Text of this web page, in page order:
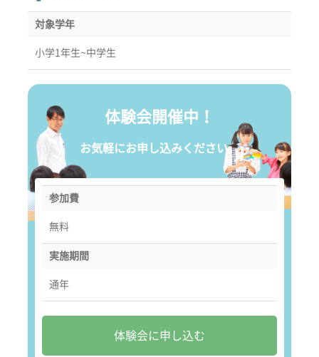
対象学年
小学1年生~中学生
体験会開催中！
お気軽にお申し込みください。
参加費
無料
実施期間
通年
体験会に申し込む